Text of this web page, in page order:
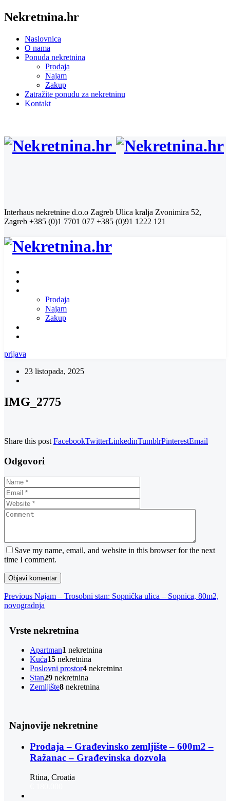
Nekretnina.hr
Naslovnica
O nama
Ponuda nekretnina
Prodaja
Najam
Zakup
Zatražite ponudu za nekretninu
Kontakt
Interhaus nekretnine d.o.o Zagreb Ulica kralja Zvonimira 52,
Zagreb +385 (0)1 7701 077 +385 (0)91 1222 121
Prodaja
Najam
Zakup
prijava
23 listopada, 2025
IMG_2775
Share this post FacebookTwitterLinkedinTumblrPinterestEmail
Odgovori
Save my name, email, and website in this browser for the next
time I comment.
Navigacija
objava
Previous
Post
Previous Najam – Trosobni stan: Sopnička ulica – Sopnica, 80m2,
novogradnja
Vrste nekretnina
Apartman1 nekretnina
Kuća15 nekretnina
Poslovni prostor4 nekretnina
Stan29 nekretnina
Zemljište8 nekretnina
Najnovije nekretnine
Prodaja – Građevinsko zemljište – 600m2 –
Ražanac – Građevinska dozvola
Rtina, Croatia